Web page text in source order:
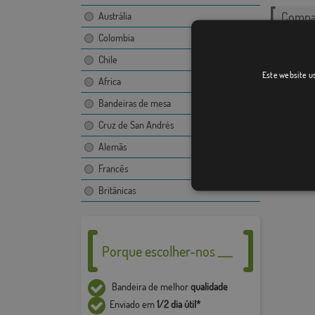
Austrália
Colombia
Chile
Africa
Bandeiras de mesa
Cruz de San Andrés
Alemãs
Francês
Britânicas
Porque escolher-nos ___
Bandeira de melhorqualidade
Enviado em1/2 dia útil*
As
O
+ / -
Este website